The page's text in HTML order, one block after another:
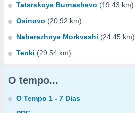
Tatarskoye Burnashevo (19.43 km)
Osinovo (20.92 km)
Naberezhnye Morkvashi (24.45 km)
Tenki (29.54 km)
O tempo...
O Tempo 1 - 7 Dias